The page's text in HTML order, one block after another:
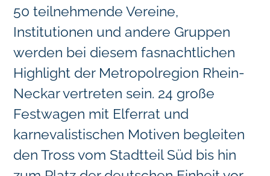
50 teilnehmende Vereine,
Institutionen und andere Gruppen
werden bei diesem fasnachtlichen
Highlight der Metropolregion Rhein-
Neckar vertreten sein. 24 große
Festwagen mit Elferrat und
karnevalistischen Motiven begleiten
den Tross vom Stadtteil Süd bis hin